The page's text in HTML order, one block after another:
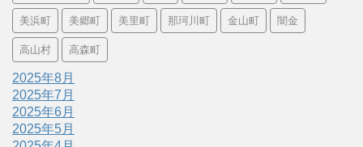
美浜町 美郷町 美里町 那珂川町 金山町 闇金
高山村 高森町
2025年8月
2025年7月
2025年6月
2025年5月